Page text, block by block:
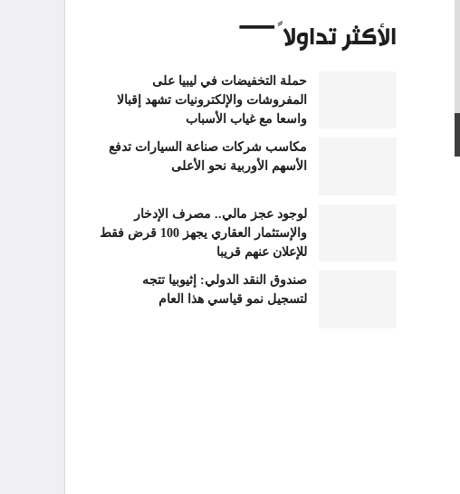
الأكثر تداولاً
حملة التخفيضات في ليبيا على
المفروشات والإلكترونيات تشهد إقبالا
واسعا مع غياب الأسباب
مكاسب شركات صناعة السيارات تدفع
الأسهم الأوربية نحو الأعلى
لوجود عجز مالي.. مصرف الإدخار
والإستثمار العقاري يجهز 100 قرض فقط
للإعلان عنهم قريبا
صندوق النقد الدولي: إثيوبيا تتجه
لتسجيل نمو قياسي هذا العام